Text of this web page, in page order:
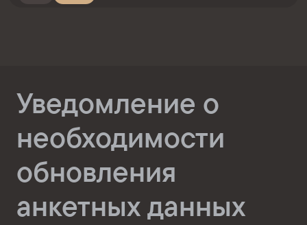
Уведомление о
необходимости
обновления
анкетных данных